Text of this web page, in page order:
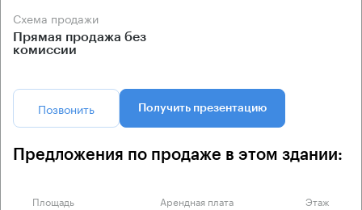
Схема продажи
Прямая продажа без
комиссии
Позвонить Получить презентацию
Предложения по продаже в этом здании:
Площадь Арендная плата Этаж